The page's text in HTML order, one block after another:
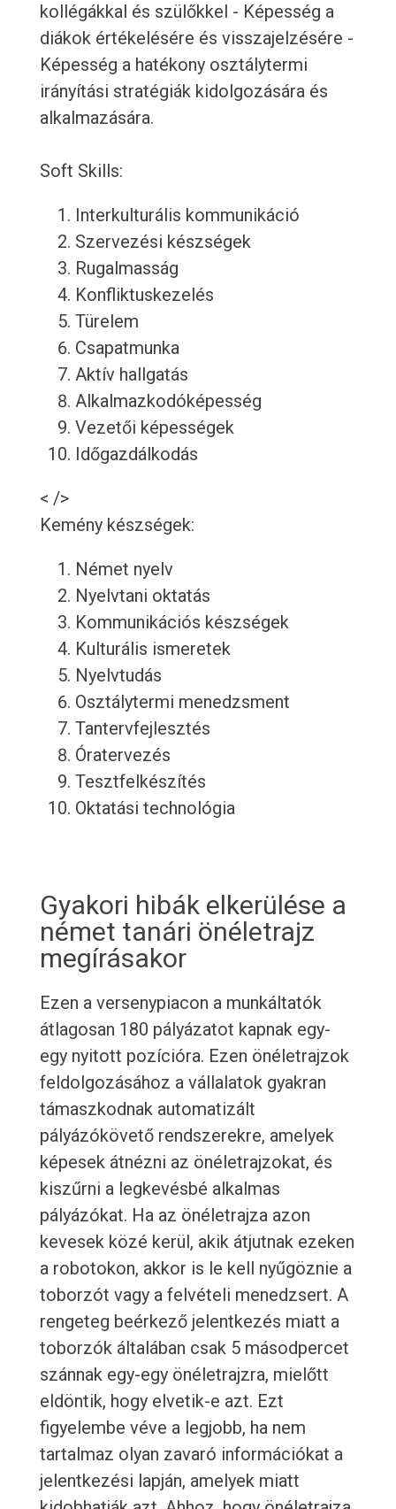
kollégákkal és szülőkkel - Képesség a
diákok értékelésére és visszajelzésére -
Képesség a hatékony osztálytermi
irányítási stratégiák kidolgozására és
alkalmazására.
Soft Skills:
Interkulturális kommunikáció
Szervezési készségek
Rugalmasság
Konfliktuskezelés
Türelem
Csapatmunka
Aktív hallgatás
Alkalmazkodóképesség
Vezetői képességek
Időgazdálkodás
< />
Kemény készségek:
Német nyelv
Nyelvtani oktatás
Kommunikációs készségek
Kulturális ismeretek
Nyelvtudás
Osztálytermi menedzsment
Tantervfejlesztés
Óratervezés
Tesztfelkészítés
Oktatási technológia
Gyakori hibák elkerülése a
német tanári önéletrajz
megírásakor
Ezen a versenypiacon a munkáltatók
átlagosan 180 pályázatot kapnak egy-
egy nyitott pozícióra. Ezen önéletrajzok
feldolgozásához a vállalatok gyakran
támaszkodnak automatizált
pályázókövető rendszerekre, amelyek
képesek átnézni az önéletrajzokat, és
kiszűrni a legkevésbé alkalmas
pályázókat. Ha az önéletrajza azon
kevesek közé kerül, akik átjutnak ezeken
a robotokon, akkor is le kell nyűgöznie a
toborzót vagy a felvételi menedzsert. A
rengeteg beérkező jelentkezés miatt a
toborzók általában csak 5 másodpercet
szánnak egy-egy önéletrajzra, mielőtt
eldöntik, hogy elvetik-e azt. Ezt
figyelembe véve a legjobb, ha nem
tartalmaz olyan zavaró információkat a
jelentkezési lapján, amelyek miatt